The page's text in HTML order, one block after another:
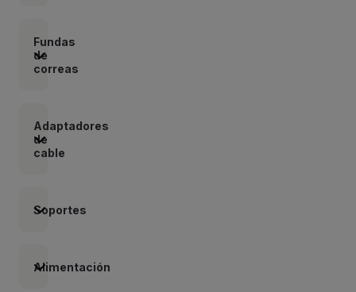
Fundas
de
correas
Adaptadores
de
cable
Soportes
Alimentación